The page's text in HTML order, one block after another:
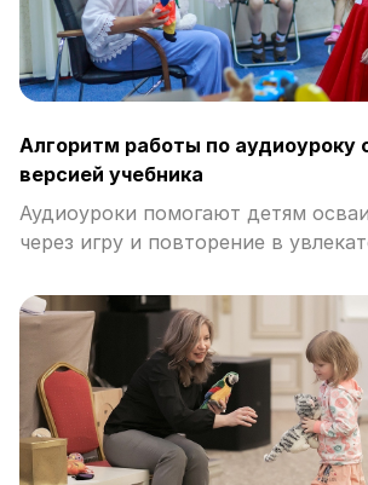
Алгоритм работы по аудиоуроку
версией учебника
Аудиоуроки помогают детям
через игру и повторение в